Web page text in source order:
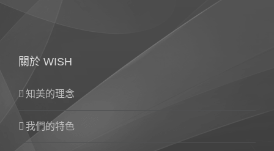
關於 WISH
知美的理念
我們的特色